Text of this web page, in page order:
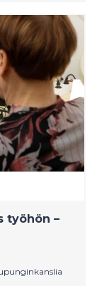
Heikkisen
jossa
myös
työhön –